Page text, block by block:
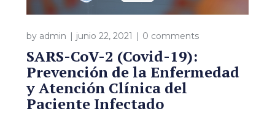
by admin junio 22, 2021 0 comments
SARS-CoV-2 (Covid-19):
Prevención de la Enfermedad
y Atención Clínica del
Paciente Infectado